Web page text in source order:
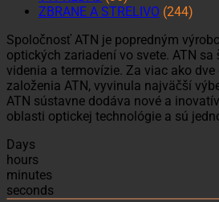
ZBRANE A STRELIVO (244)
Spoločnosť ATN je popredným
optických zariadení vo svete. ATN
videnia a termovízie. Za viac ako
založenia ATN, vyvinula najväčší
ATN sústavne dodáva nové a
oblasti optickej technológie a sú
Days
hours
minutes
seconds